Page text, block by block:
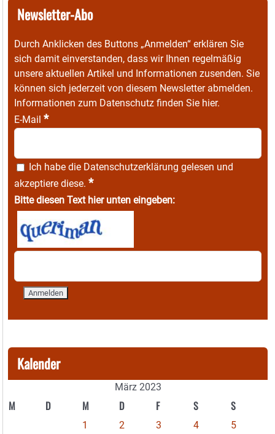
Newsletter-Abo
Durch Anklicken des Buttons „Anmelden“ erklären Sie
sich damit einverstanden, dass wir Ihnen regelmäßig
unsere aktuellen Artikel und Informationen zusenden. Sie
können sich jederzeit von diesem Newsletter abmelden.
Informationen zum Datenschutz finden Sie hier.
E-Mail *
Ich habe die Datenschutzerklärung gelesen und
akzeptiere diese. *
Bitte diesen Text hier unten eingeben:
Kalender
März 2023
M D M D F S S
1 2 3 4
5